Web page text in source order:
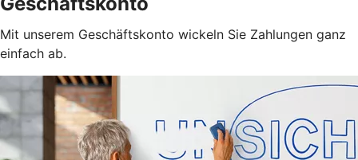
Mit unserem Geschäftskonto wickeln Sie Zahlungen ganz
einfach ab.